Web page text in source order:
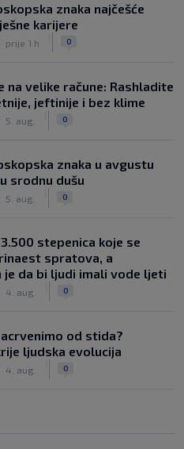
znaka najčešće
karijere
prije 1 h 0
na velike račune: Rashladite
jeftinije i bez klime
5. aug. 0
znaka u avgustu
srodnu dušu
5. aug. 0
stepenica koje se
spratova, a
je da bi ljudi imali vode ljeti
4. aug. 0
od stida?
ljudska evolucija
4. aug. 0